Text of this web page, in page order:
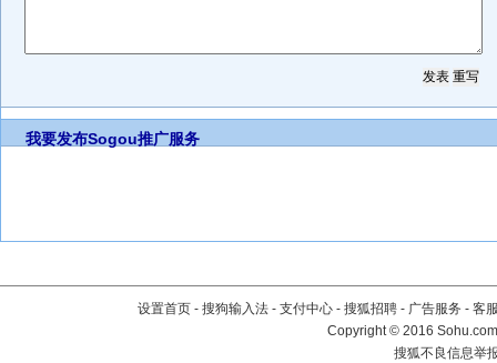
我要发布Sogou推广服务
设置首页 - 搜狗输入法 - 支付中心 - 搜狐招聘 - 广告服务 - 客
Copyright©2016
搜狐不良信息举